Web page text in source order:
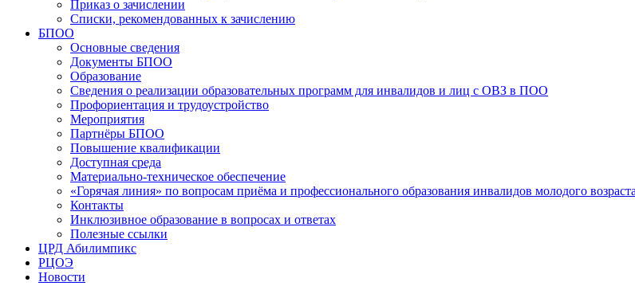
Приказ о зачислении
Списки, рекомендованных к зачислению
БПОО
Основные сведения
Документы БПОО
Образование
Сведения о реализации образовательных программ для инвалидов и лиц с ОВЗ в ПОО
Профориентация и трудоустройство
Мероприятия
Партнёры БПОО
Повышение квалификации
Доступная среда
Материально-техническое обеспечение
«Горячая линия» по вопросам приёма и профессионального образования инвалидов молодого
Контакты
Инклюзивное образование в вопросах и ответах
Полезные ссылки
ЦРД Абилимпикс
РЦОЭ
Новости